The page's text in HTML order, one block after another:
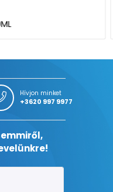
Hívjon minket
+3620 997 9977